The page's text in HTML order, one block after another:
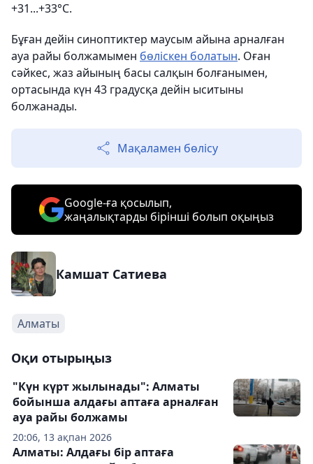
+31...+33°С.
Бұған дейін синоптиктер маусым айына арналған
ауа райы болжамымен бөліскен болатын. Оған
сәйкес, жаз айының басы салқын болғанымен,
ортасында күн 43 градусқа дейін ыситыны
болжанады.
Мақаламен бөлісу
Google-ға қосылып,
жаңалықтарды бірінші болып оқыңыз
Камшат Сатиева
Алматы
Оқи отырыңыз
20:06, 13 ақпан 2026
"Күн күрт жылынады": Алматы
бойынша алдағы аптаға арналған
ауа райы болжамы
Алматы: Алдағы бір аптаға